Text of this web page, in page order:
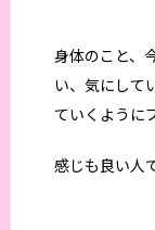
身体のこと、
い、気にして
ていくように
感じも良い人